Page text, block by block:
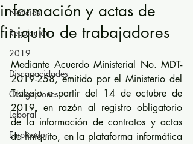
Noticias
Regulación
2019
Discapacidades
Obligaciones
Laboral
Empleador
información y actas de
finiquito de trabajadores
Mediante Acuerdo Ministerial No. MDT-
2019-258, emitido por el Ministerio del
Trabajo a partir del 14 de octubre de
2019, en razón al registro obligatorio
de la información de contratos y actas
de finiquito, en la plataforma informática